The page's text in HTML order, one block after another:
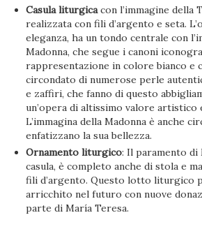
Casula liturgicacon l’immagine della
realizzata con fili d’argento e seta.
eleganza, ha un tondo centrale con
Madonna, che segue i canoni
rappresentazione in colore bianco e
circondato di numerose perle
e zaffiri, che fanno di questo
un’opera di altissimo valore artistico
L’immagina della Madonna è anche
enfatizzano la sua bellezza.
Ornamento liturgico: Il paramento di
casula, è completo anche di stola e
fili d’argento. Questo lotto liturgico
arricchito nel futuro con nuove
parte di María Teresa.